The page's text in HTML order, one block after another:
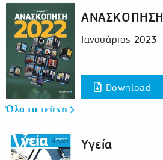
ΑΝΑΣΚΟΠΗΣΗ
Ιανουάριος 2023
Download
Όλα τα τεύχη
Υγεία